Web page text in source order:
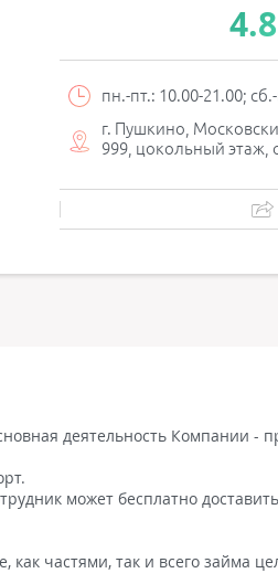
4.8
пн.-пт.: 10.00-21.00;
г. Пушкино,
999, цокольный этаж,
деятельность Компании -
может бесплатно
частями, так и всего займа